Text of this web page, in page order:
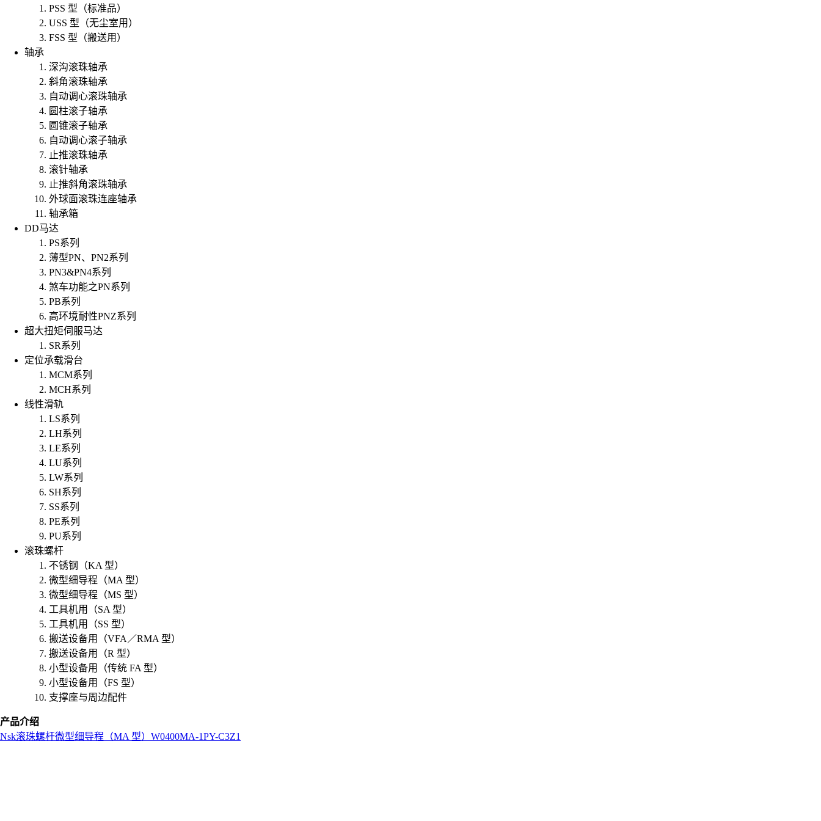
PSS 型（标准品）
USS 型（无尘室用）
FSS 型（搬送用）
轴承
深沟滚珠轴承
斜角滚珠轴承
自动调心滚珠轴承
圆柱滚子轴承
圆锥滚子轴承
自动调心滚子轴承
止推滚珠轴承
滚针轴承
止推斜角滚珠轴承
外球面滚珠连座轴承
轴承箱
DD马达
PS系列
薄型PN、PN2系列
PN3&PN4系列
煞车功能之PN系列
PB系列
高环境耐性PNZ系列
超大扭矩伺服马达
SR系列
定位承载滑台
MCM系列
MCH系列
线性滑轨
LS系列
LH系列
LE系列
LU系列
LW系列
SH系列
SS系列
PE系列
PU系列
滚珠螺杆
不锈钢（KA 型）
微型细导程（MA 型）
微型细导程（MS 型）
工具机用（SA 型）
工具机用（SS 型）
搬送设备用（VFA／RMA 型）
搬送设备用（R 型）
小型设备用（传统 FA 型）
小型设备用（FS 型）
支撑座与周边配件
产品介绍
Nsk滚珠螺杆微型细导程（MA 型） W0400MA-1PY-C3Z1